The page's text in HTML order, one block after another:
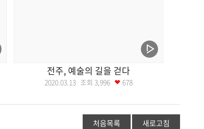
전주, 예술의 길을 걷다
2020.03.13 조회 3,996 678
처음목록 새로고침